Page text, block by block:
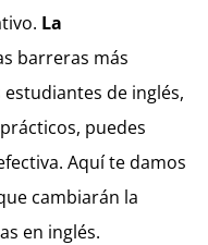
La
barreras más
de inglés,
puedes
Aquí te damos
cambiarán la
en inglés.